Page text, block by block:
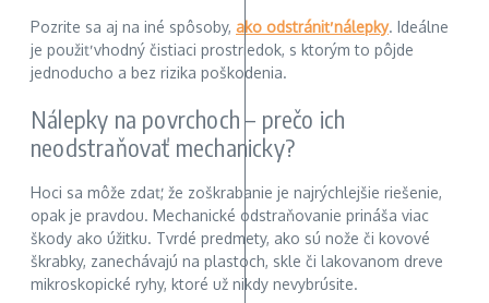
Pozrite sa aj na iné spôsoby, ako odstrániť nálepky. Ideálne
je použiť vhodný čistiaci prostriedok, s ktorým to pôjde
jednoducho a bez rizika poškodenia.
Nálepky na povrchoch – prečo ich
neodstraňovať mechanicky?
Hoci sa môže zdať, že zoškrabanie je najrýchlejšie riešenie,
opak je pravdou. Mechanické odstraňovanie prináša viac
škody ako úžitku. Tvrdé predmety, ako sú nože či kovové
škrabky, zanechávajú na plastoch, skle či lakovanom dreve
mikroskopické ryhy, ktoré už nikdy nevybrúsite.